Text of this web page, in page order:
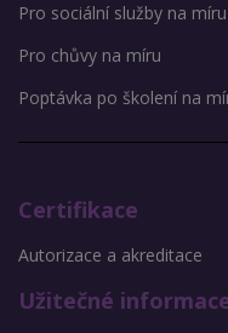
Pro sociální služby na míru
Pro chůvy na míru
Poptávka po školení na
Certifikace
Autorizace a akreditace
Užitečné